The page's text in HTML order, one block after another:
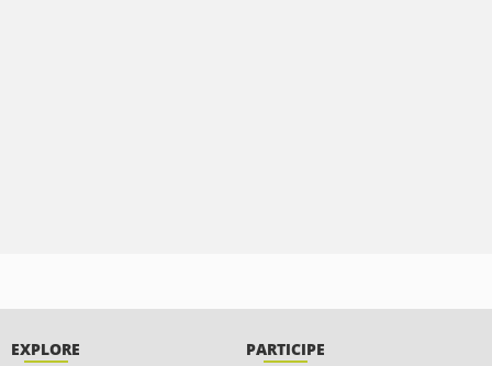
EXPLORE PARTICIPE